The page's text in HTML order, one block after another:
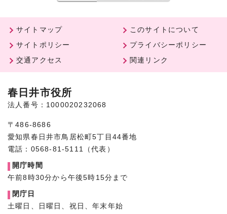
サイトマップ
このサイトについて
サイトポリシー
プライバシーポリシー
交通アクセス
関連リンク
春日井市役所
法人番号：1000020232068
〒486-8686
愛知県春日井市鳥居松町5丁目44番地
電話：0568-81-5111（代表）
開庁時間
午前8時30分から午後5時15分まで
閉庁日
土曜日、日曜日、祝日、年末年始